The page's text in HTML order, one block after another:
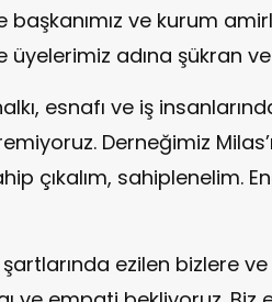
başkanımız ve kurum
üyelerimiz adına şükran
esnafı ve iş
Derneğimiz
çıkalım, sahiplenelim.
ezilen bizlere